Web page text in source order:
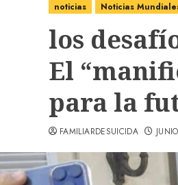
noticias Noticias
los
El
para la
FAMILIARDESUICIDA